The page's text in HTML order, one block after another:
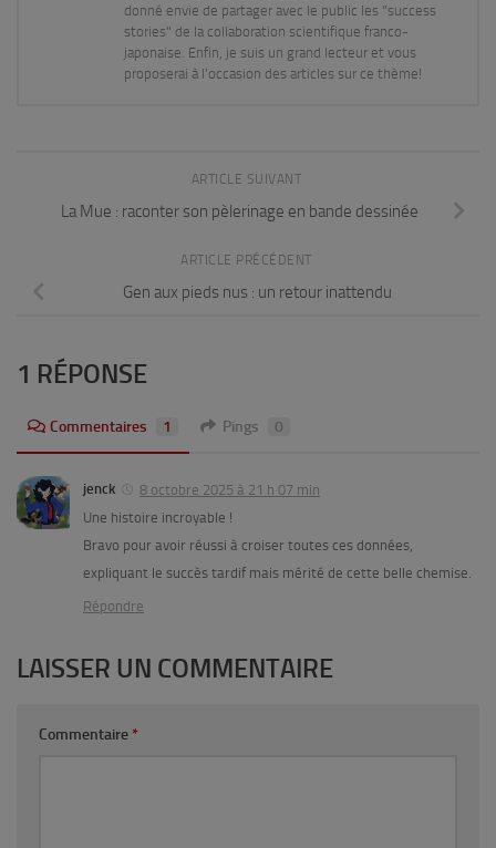
donné envie de partager avec le public les "success
stories" de la collaboration scientifique franco-
japonaise. Enfin, je suis un grand lecteur et vous
proposerai à l'occasion des articles sur ce thème!
ARTICLE SUIVANT
La Mue : raconter son pèlerinage en bande dessinée
ARTICLE PRÉCÉDENT
Gen aux pieds nus : un retour inattendu
1 RÉPONSE
Commentaires 1 Pings 0
jenck
8 octobre 2025 à 21 h 07 min
Une histoire incroyable !
Bravo pour avoir réussi à croiser toutes ces données,
expliquant le succès tardif mais mérité de cette belle chemise.
Répondre
LAISSER UN COMMENTAIRE
Commentaire *